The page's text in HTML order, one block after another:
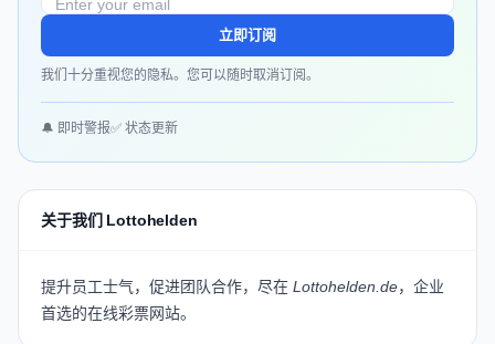
立即订阅
我们十分重视您的隐私。您可以随时取消订阅。
🔔 即时警报✅ 状态更新
关于我们 Lottohelden
提升员工士气，促进团队合作，尽在 Lottohelden.de，企业
首选的在线彩票网站。